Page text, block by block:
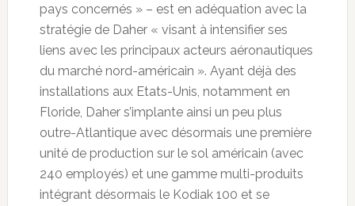
pays concernés » – est en adéquation avec la
stratégie de Daher « visant à intensifier ses
liens avec les principaux acteurs aéronautiques
du marché nord-américain ». Ayant déjà des
installations aux Etats-Unis, notamment en
Floride, Daher s’implante ainsi un peu plus
outre-Atlantique avec désormais une première
unité de production sur le sol américain (avec
240 employés) et une gamme multi-produits
intégrant désormais le Kodiak 100 et se